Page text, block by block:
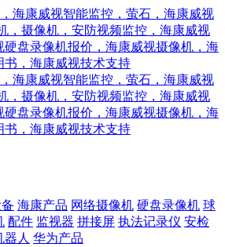
海康产品 网络摄像机 硬盘录像机 球
配件 监视器 拼接屏 执法记录仪 安检
器人 华为产品